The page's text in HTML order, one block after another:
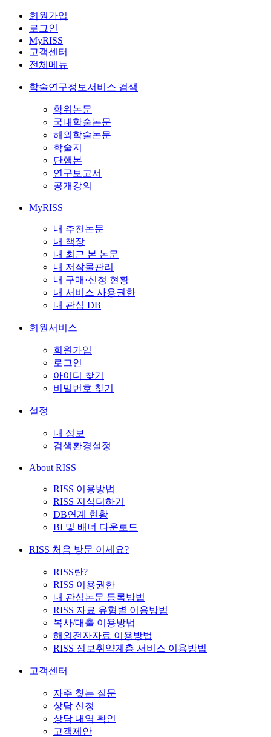
회원가입
로그인
MyRISS
고객센터
전체메뉴
학술연구정보서비스 검색
학위논문
국내학술논문
해외학술논문
학술지
단행본
연구보고서
공개강의
MyRISS
내 추천논문
내 책장
내 최근 본 논문
내 저작물관리
내 구매·신청 현황
내 서비스 사용권한
내 관심 DB
회원서비스
회원가입
로그인
아이디 찾기
비밀번호 찾기
설정
내 정보
검색환경설정
About RISS
RISS 이용방법
RISS 지식더하기
DB연계 현황
BI 및 배너 다운로드
RISS 처음 방문 이세요?
RISS란?
RISS 이용권한
내 관심논문 등록방법
RISS 자료 유형별 이용방법
복사/대출 이용방법
해외전자자료 이용방법
RISS 정보취약계층 서비스 이용방법
고객센터
자주 찾는 질문
상담 신청
상담 내역 확인
고객제안